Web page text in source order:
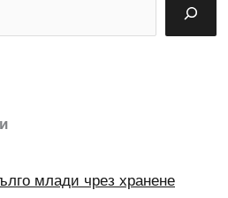
млади чрез хранене